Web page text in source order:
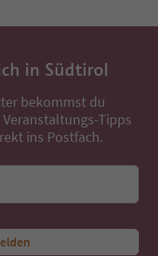
in Südtirol
bekommst du
Tipps
ins Postfach.